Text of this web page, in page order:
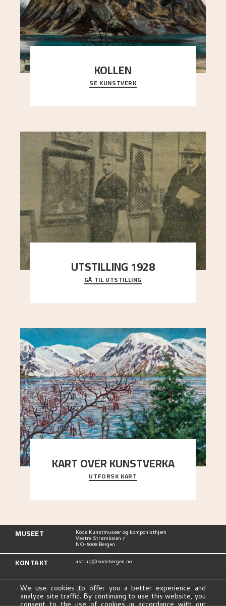
KOLLEN
Et ruvende fjell dominerer bildeflaten, og står i
sterk kontrast til det spinkle rognetreet ute
SE KUNSTVERK
UTSTILLING 1928
Då Astrup døydde i 1928, tok vennene Moritz
Kaland og Simon Thorbjørnsen initiativ til å
GÅ TIL UTSTILLING
KART OVER KUNSTVERKA
Utforsk stedene og utsiktene i Astrups malerier
UTFORSK KART
MUSEET Kode Kunstmuseer og komponisthjem
Vestre Strømkaien 7
NO-5008 Bergen
KONTAKT astrup@kodebergen.no
FØLG OSS
We use cookies to offer you a better experience and
analyze site traffic. By continuing to use this website, you